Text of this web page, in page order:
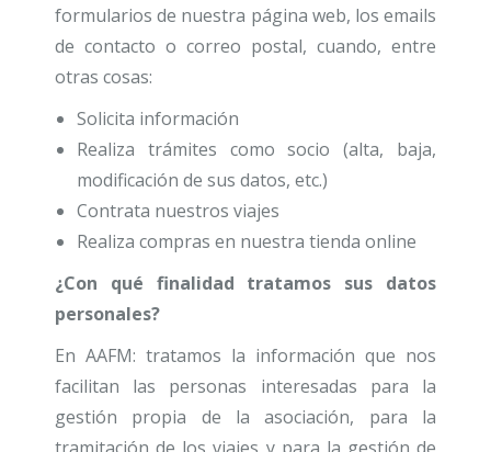
formularios de nuestra página web, los emails
de contacto o correo postal, cuando, entre
otras cosas:
Solicita información
Realiza trámites como socio (alta, baja,
modificación de sus datos, etc.)
Contrata nuestros viajes
Realiza compras en nuestra tienda online
¿Con qué finalidad tratamos sus datos
personales?
En AAFM: tratamos la información que nos
facilitan las personas interesadas para la
gestión propia de la asociación, para la